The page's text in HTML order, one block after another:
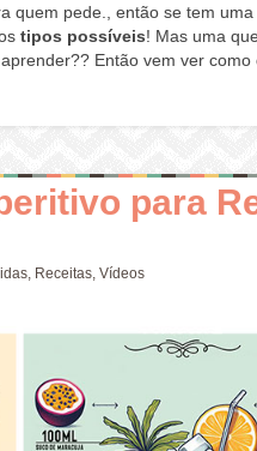
quem pede., então se tem
tipos possíveis! Mas uma
Então vem ver como
para
, Receitas, Vídeos